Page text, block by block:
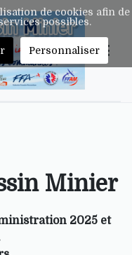
Minier
2025 et
de cookies afin de
possibles.
Personnaliser